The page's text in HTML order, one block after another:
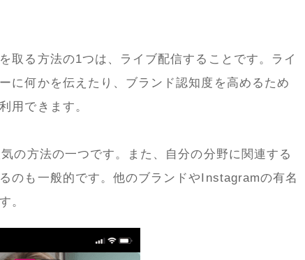
取る方法の1つは、ライブ配信することです。ライ
に何かを伝えたり、ブランド認知度を高めるため
用できます。
の方法の一つです。また、自分の分野に関連する
のも一般的です。他のブランドや Instagramの有名
。